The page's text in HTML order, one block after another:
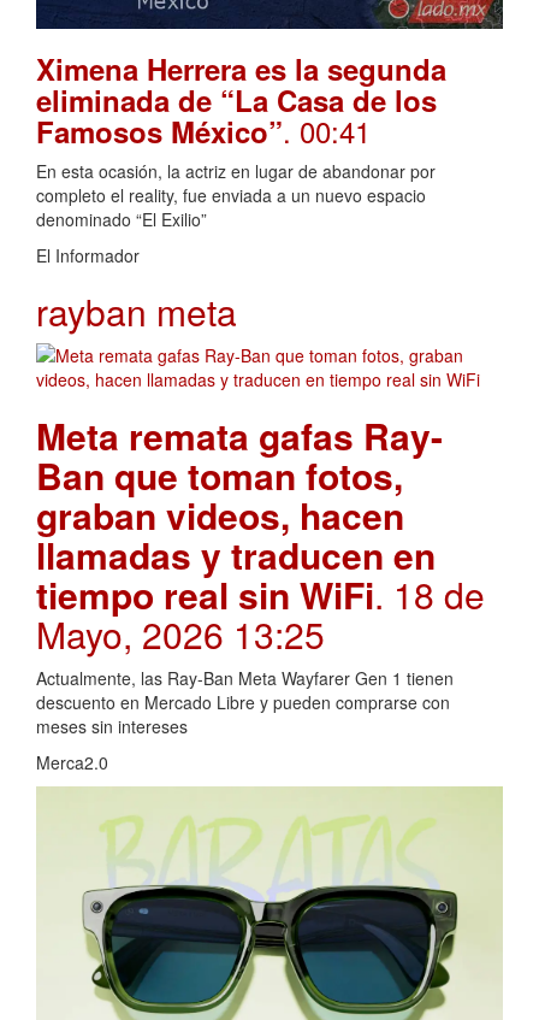
Ximena Herrera es la segunda
eliminada de “La Casa de los
Famosos México”. 00:41
En esta ocasión, la actriz en lugar de abandonar por
completo el reality, fue enviada a un nuevo espacio
denominado “El Exilio”
El Informador
rayban meta
Meta remata gafas Ray-
Ban que toman fotos,
graban videos, hacen
llamadas y traducen en
tiempo real sin WiFi. 18 de
Mayo, 2026 13:25
Actualmente, las Ray-Ban Meta Wayfarer Gen 1 tienen
descuento en Mercado Libre y pueden comprarse con
meses sin intereses
Merca2.0